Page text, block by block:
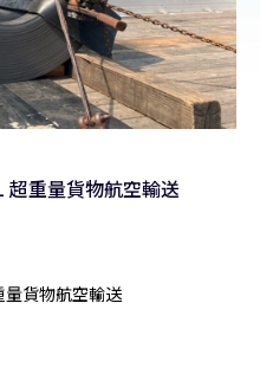
超重量貨物航空輸送
貨物航空輸送